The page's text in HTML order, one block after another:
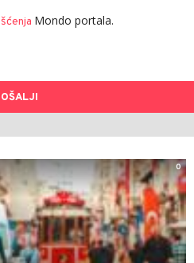
Mondo portala.
0